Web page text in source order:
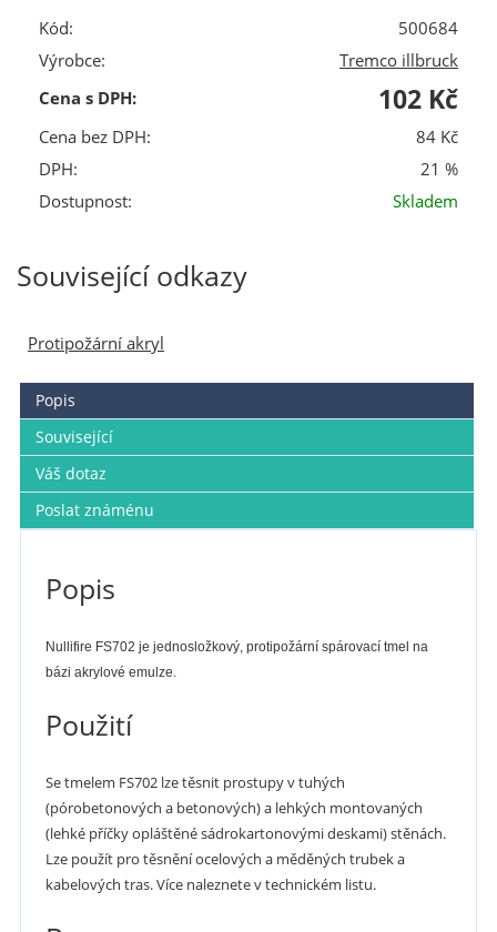
Kód:
500684
Výrobce:
Tremco illbruck
Cena s DPH:
102 Kč
Cena bez DPH:
84 Kč
DPH:
21 %
Dostupnost:
Skladem
Související odkazy
Protipožární akryl
Popis
Související
Váš dotaz
Poslat známénu
Popis
Nullifire FS702 je jednosložkový, protipožární spárovací tmel na
bázi akrylové emulze.
Použití
Se tmelem FS702 lzetěsnit prostupy v tuhých
(pórobetonových a betonových) a lehkých montovaných
(lehké příčky opláštěné sádrokartonovými deskami)stěnách.
Lze použít pro těsnění ocelových a měděných trubeka
kabelových tras. Více naleznete v technickém listu.